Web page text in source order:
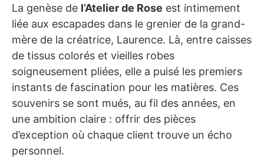
La genèse de l’Atelier de Rose est intimement
liée aux escapades dans le grenier de la grand-
mère de la créatrice, Laurence. Là, entre caisses
de tissus colorés et vieilles robes
soigneusement pliées, elle a puisé les premiers
instants de fascination pour les matières. Ces
souvenirs se sont mués, au fil des années, en
une ambition claire : offrir des pièces
d’exception où chaque client trouve un écho
personnel.